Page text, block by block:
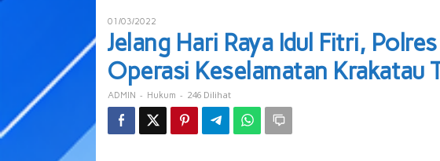
Fitri,
Polres
Way
Gelar
Operasi
Keselamatan
01/03/2022
ADMIN
Jelang Hari Raya Idul Fitri,
Operasi Keselamatan Krakatau
ADMIN - Hukum - 246 Dilihat